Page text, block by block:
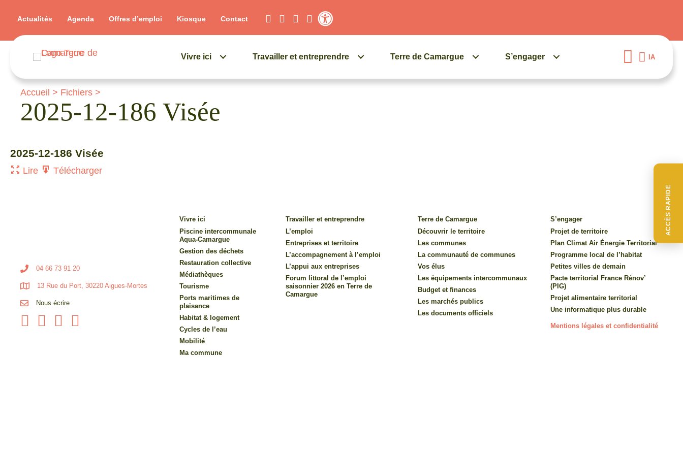
ACCÈS RAPIDE
Actualités Agenda Offres d’emploi Kiosque
Contact
Vivre ici Travailler et entreprendre Terre de Camargue S’engager IA
Accueil > Fichiers >
2025-12-186 Visée
2025-12-186 Visée
Lire Télécharger
04 66 73 91 20
13 Rue du Port, 30220 Aigues-Mortes
Nous écrire
Vivre ici
Piscine intercommunale
Aqua-Camargue
Gestion des déchets
Restauration collective
Médiathèques
Tourisme
Ports maritimes de
plaisance
Habitat & logement
Cycles de l’eau
Mobilité
Ma commune
Travailler et entreprendre
L’emploi
Entreprises et territoire
L’accompagnement à l’emploi
L’appui aux entreprises
Forum littoral de l’emploi
saisonnier 2026 en Terre de
Camargue
Terre de Camargue
Découvrir le territoire
Les communes
La communauté de communes
Vos élus
Les équipements intercommunaux
Budget et finances
Les marchés publics
Les documents officiels
S’engager
Projet de territoire
Plan Climat Air Énergie Territorial
Programme local de l’habitat
Petites villes de demain
Pacte territorial France Rénov’
(PIG)
Projet alimentaire territorial
Une informatique plus durable
Mentions légales et confidentialité